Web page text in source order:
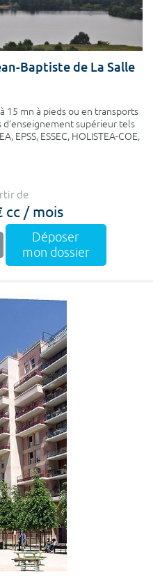
Baptiste de La Salle
15 mn à pieds ou en transports
supérieur tels
EPSS, ESSEC, HOLISTEA-COE,
de
cc / mois
Déposer
mon dossier